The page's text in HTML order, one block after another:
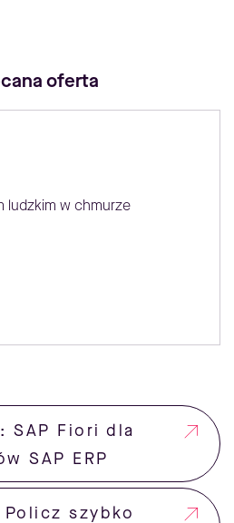
oferta
ludzkim w chmurze
SAP Fiori dla
SAP ERP
szybko